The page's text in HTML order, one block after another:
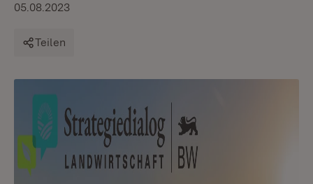
05.08.2023
Teilen